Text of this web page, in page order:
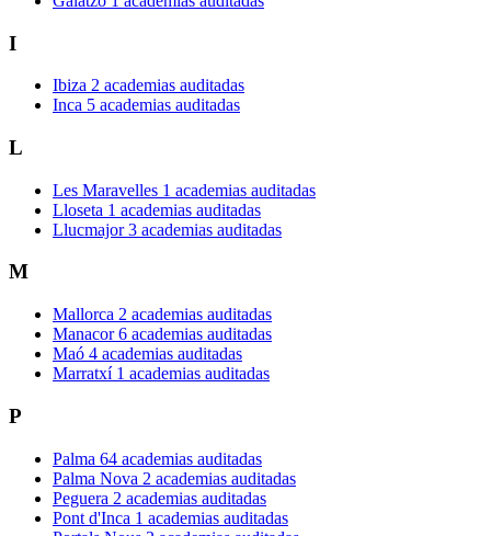
I
Ibiza 2 academias auditadas
Inca 5 academias auditadas
L
Les Maravelles 1 academias auditadas
Lloseta 1 academias auditadas
Llucmajor 3 academias auditadas
M
Mallorca 2 academias auditadas
Manacor 6 academias auditadas
Maó 4 academias auditadas
Marratxí 1 academias auditadas
P
Palma 64 academias auditadas
Palma Nova 2 academias auditadas
Peguera 2 academias auditadas
Pont d'Inca 1 academias auditadas